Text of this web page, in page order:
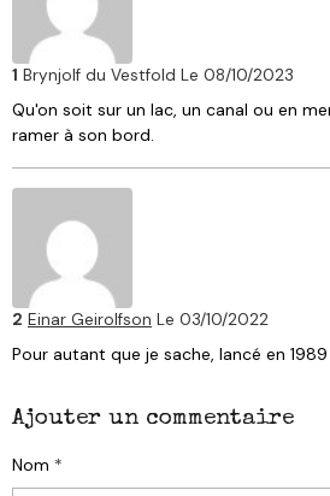
1 Brynjolf du Vestfold Le 08/10/2023
Qu'on soit sur un lac, un canal ou en
ramer à son bord.
2 Einar Geirolfson Le 03/10/2022
Pour autant que je sache, lancé en 1989
Ajouter un commentaire
Nom